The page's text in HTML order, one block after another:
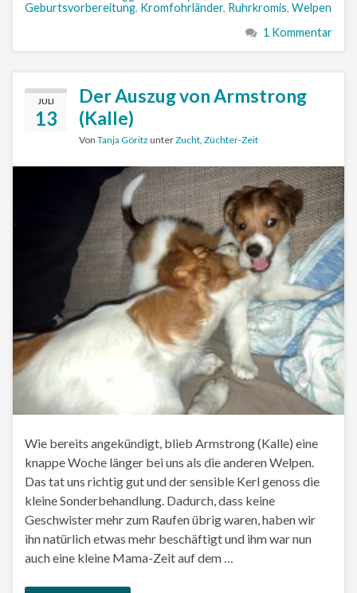
Geburtsvorbereitung, Kromfohrländer, Ruhrkromis, Welpen
1 Kommentar
JULI
13
Der Auszug von Armstrong
(Kalle)
Von Tanja Göritz unterZucht Züchter-Zeit
Wie bereits angekündigt, blieb Armstrong (Kalle) eine
knappe Woche länger bei uns als die anderen Welpen.
Das tat uns richtig gut und der sensible Kerl genoss die
kleine Sonderbehandlung. Dadurch, dass keine
Geschwister mehr zum Raufen übrig waren, haben wir
ihn natürlich etwas mehr beschäftigt und ihm war nun
auch eine kleine Mama-Zeit auf dem …